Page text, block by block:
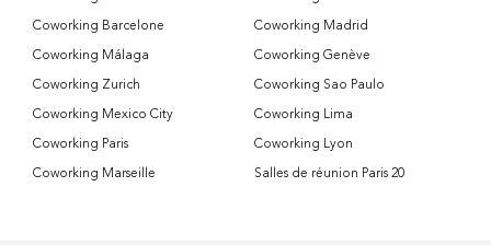
Coworking Barcelone
Coworking Madrid
Coworking Málaga
Coworking Genève
Coworking Zurich
Coworking Sao Paulo
Coworking Mexico City
Coworking Lima
Coworking Paris
Coworking Lyon
Coworking Marseille
Salles de réunion Paris 20